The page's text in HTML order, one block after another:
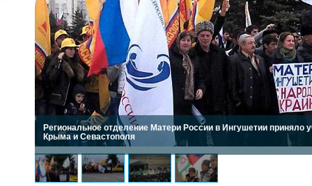
Региональное отделение Матери России в Ингушетии приняло
Крыма и Севастополя
19.12.2021